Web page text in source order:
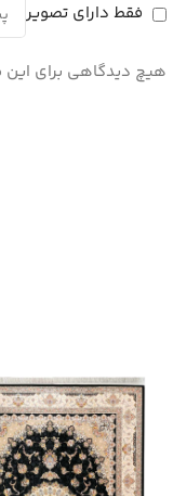
فقط دارای تصویر
هیچ دیدگاهی برای